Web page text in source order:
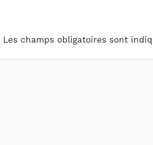
Les champs obligatoires sont